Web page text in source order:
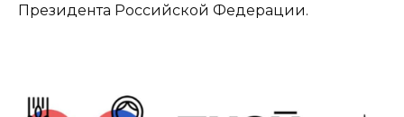
Президента Российской Федерации.